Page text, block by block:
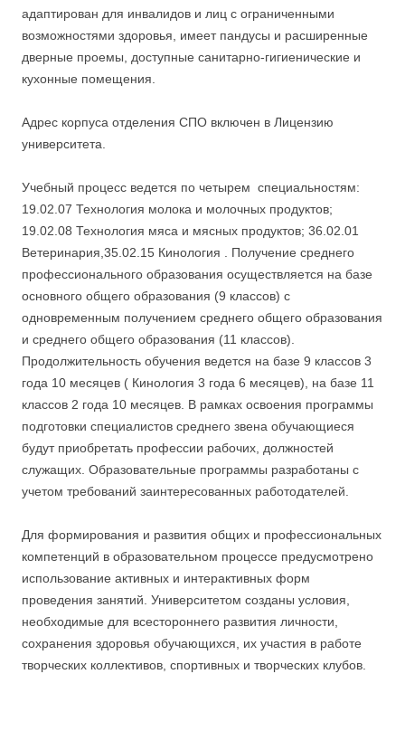
адаптирован для инвалидов и лиц с ограниченными
возможностями здоровья, имеет пандусы и расширенные
дверные проемы, доступные санитарно-гигиенические и
кухонные помещения.
Адрес корпуса отделения СПО включен в Лицензию
университета.
Учебный процесс ведется по четырем специальностям:
19.02.07 Технология молока и молочных продуктов;
19.02.08 Технология мяса и мясных продуктов; 36.02.01
Ветеринария,35.02.15 Кинология . Получение среднего
профессионального образования осуществляется на базе
основного общего образования (9 классов) с
одновременным получением среднего общего образования
и среднего общего образования (11 классов).
Продолжительность обучения ведется на базе 9 классов 3
года 10 месяцев ( Кинология 3 года 6 месяцев), на базе 11
классов 2 года 10 месяцев. В рамках освоения программы
подготовки специалистов среднего звена обучающиеся
будут приобретать профессии рабочих, должностей
служащих. Образовательные программы разработаны с
учетом требований заинтересованных работодателей.
Для формирования и развития общих и профессиональных
компетенций в образовательном процессе предусмотрено
использование активных и интерактивных форм
проведения занятий. Университетом созданы условия,
необходимые для всестороннего развития личности,
сохранения здоровья обучающихся, их участия в работе
творческих коллективов, спортивных и творческих клубов.